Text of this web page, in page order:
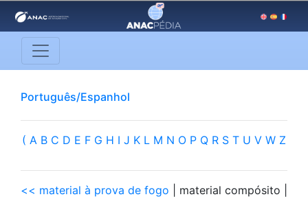
Português/Espanhol
( A B C D E F G H I J K L M N O P Q R S T U V W Z
<< material à prova de fogo | material compósito |